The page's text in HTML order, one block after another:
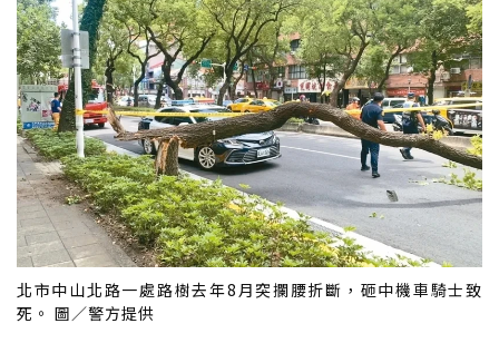
北市中山北路一處路樹去年8月突攔腰折斷，砸中機車騎士致
死。 圖／警方提供